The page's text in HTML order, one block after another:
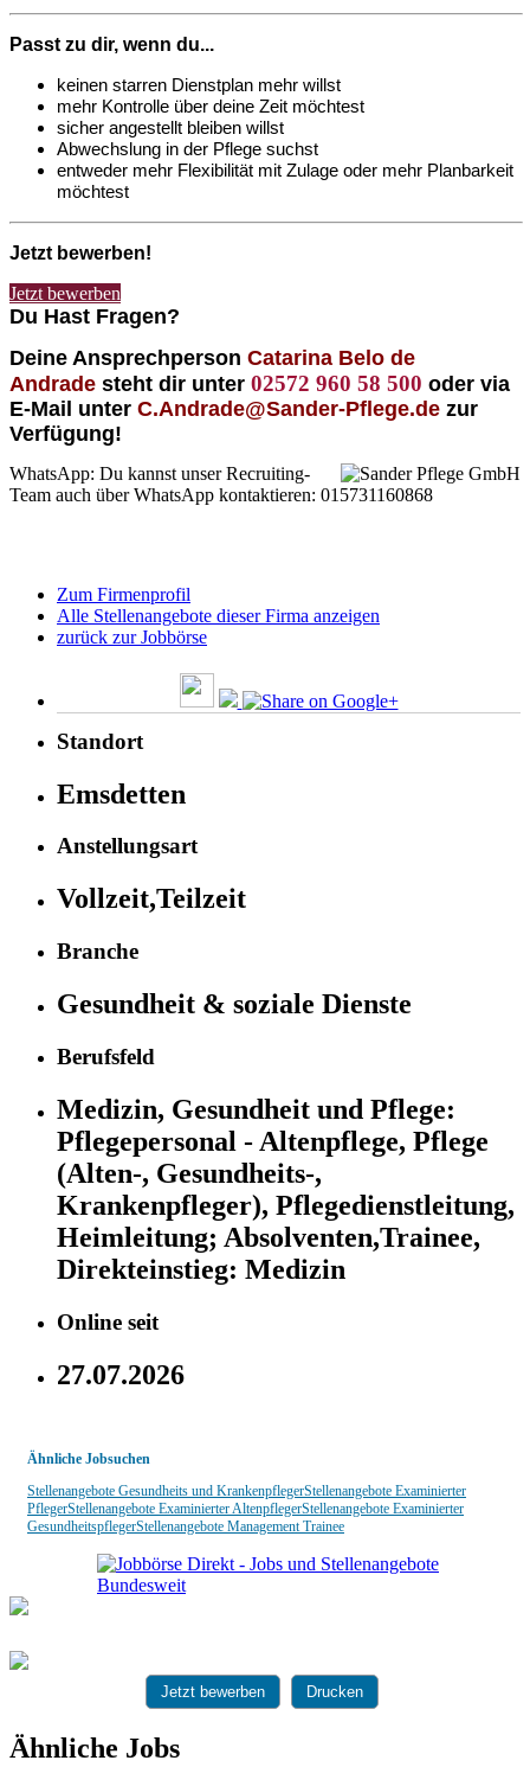
Passt zu dir, wenn du...
keinen starren Dienstplan mehr willst
mehr Kontrolle über deine Zeit möchtest
sicher angestellt bleiben willst
Abwechslung in der Pflege suchst
entweder mehr Flexibilität mit Zulage oder mehr Planbarkeit
möchtest
Jetzt bewerben!
Jetzt bewerben
Du Hast Fragen?
Deine Ansprechperson Catarina Belo de
Andrade steht dir unter 02572 960 58 500 oder via
E-Mail unter C.Andrade@Sander-Pflege.de zur
Verfügung!
WhatsApp: Du kannst unser Recruiting-
Team auch über WhatsApp kontaktieren: 015731160868
Zum Firmenprofil
Alle Stellenangebote dieser Firma anzeigen
zurück zur Jobbörse
Standort
Emsdetten
Anstellungsart
Vollzeit,Teilzeit
Branche
Gesundheit & soziale Dienste
Berufsfeld
Medizin, Gesundheit und Pflege:
Pflegepersonal - Altenpflege, Pflege
(Alten-, Gesundheits-,
Krankenpfleger), Pflegedienstleitung,
Heimleitung; Absolventen,Trainee,
Direkteinstieg: Medizin
Online seit
27.07.2026
Ähnliche Jobsuchen
Stellenangebote Gesundheits und KrankenpflegerStellenangebote Examinierter
PflegerStellenangebote Examinierter AltenpflegerStellenangebote Examinierter
GesundheitspflegerStellenangebote Management Trainee
Jetzt bewerben Drucken
Ähnliche Jobs